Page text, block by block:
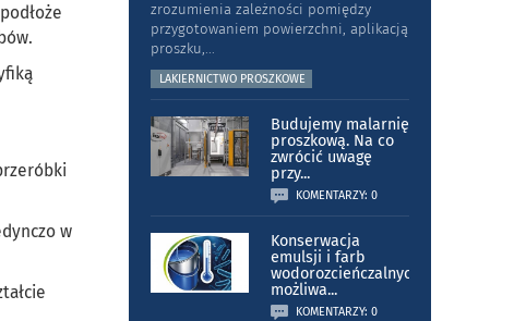
w
zrozumienia zależności pomiędzy
przygotowaniem powierzchni, aplikacją
proszku,...
LAKIERNICTWO PROSZKOWE
Budujemy malarnię
proszkową. Na co
zwrócić uwagę
przy...
KOMENTARZY: 0
Konserwacja
emulsji i farb
wodorozcieńczalnych
możliwa...
KOMENTARZY: 0